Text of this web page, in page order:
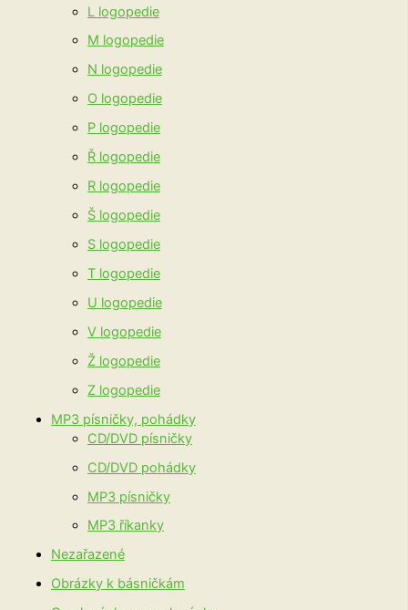
L logopedie
M logopedie
N logopedie
O logopedie
P logopedie
Ř logopedie
R logopedie
Š logopedie
S logopedie
T logopedie
U logopedie
V logopedie
Ž logopedie
Z logopedie
MP3 písničky, pohádky
CD/DVD písničky
CD/DVD pohádky
MP3 písničky
MP3 říkanky
Nezařazené
Obrázky k básničkám